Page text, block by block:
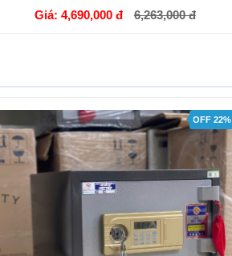
Giá: 4,690,000 đ 6,263,000 đ
GIỎ HÀNG
OFF 22%